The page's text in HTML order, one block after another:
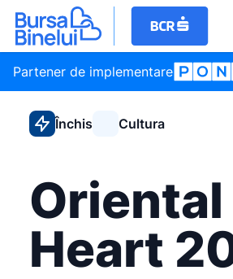
Partener de implementare
Închis Cultura
Oriental
Heart